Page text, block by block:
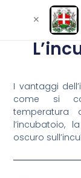
I vantaggi
come si
temperatura
l’incubatoio,
oscuro
✕